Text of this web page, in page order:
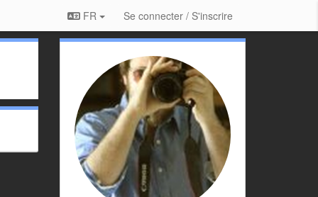
FR Se connecter / S'inscrire